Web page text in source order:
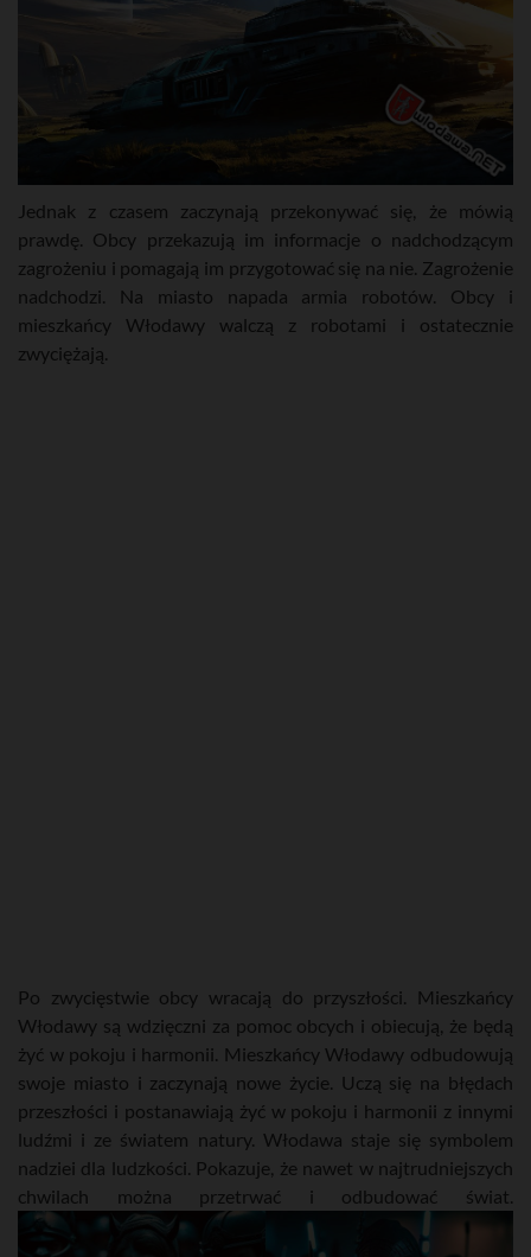
Jednak z czasem zaczynają przekonywać się, że mówią
prawdę. Obcy przekazują im informacje o nadchodzącym
zagrożeniu i pomagają im przygotować się na nie. Zagrożenie
nadchodzi. Na miasto napada armia robotów. Obcy i
mieszkańcy Włodawy walczą z robotami i ostatecznie
zwyciężają.
Po zwycięstwie obcy wracają do przyszłości. Mieszkańcy
Włodawy są wdzięczni za pomoc obcych i obiecują, że będą
żyć w pokoju i harmonii. Mieszkańcy Włodawy odbudowują
swoje miasto i zaczynają nowe życie. Uczą się na błędach
przeszłości i postanawiają żyć w pokoju i harmonii z innymi
ludźmi i ze światem natury. Włodawa staje się symbolem
nadziei dla ludzkości. Pokazuje, że nawet w najtrudniejszych
chwilach można przetrwać i odbudować świat.